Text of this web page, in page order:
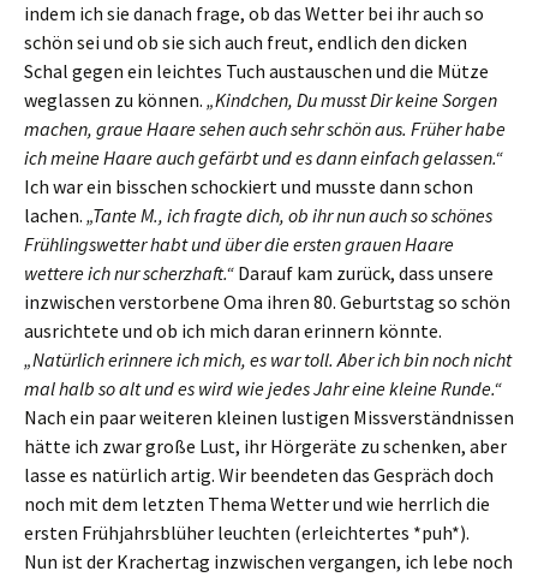
indem ich sie danach frage, ob das Wetter bei ihr auch so
schön sei und ob sie sich auch freut, endlich den dicken
Schal gegen ein leichtes Tuch austauschen und die Mütze
weglassen zu können. „Kindchen, Du musst Dir keine Sorgen
machen, graue Haare sehen auch sehr schön aus. Früher habe
ich meine Haare auch gefärbt und es dann einfach gelassen.“
Ich war ein bisschen schockiert und musste dann schon
lachen. „Tante M., ich fragte dich, ob ihr nun auch so schönes
Frühlingswetter habt und über die ersten grauen Haare
wettere ich nur scherzhaft.“ Darauf kam zurück, dass unsere
inzwischen verstorbene Oma ihren 80. Geburtstag so schön
ausrichtete und ob ich mich daran erinnern könnte.
„Natürlich erinnere ich mich, es war toll. Aber ich bin noch nicht
mal halb so alt und es wird wie jedes Jahr eine kleine Runde.“
Nach ein paar weiteren kleinen lustigen Missverständnissen
hätte ich zwar große Lust, ihr Hörgeräte zu schenken, aber
lasse es natürlich artig. Wir beendeten das Gespräch doch
noch mit dem letzten Thema Wetter und wie herrlich die
ersten Frühjahrsblüher leuchten (erleichtertes *puh*).
Nun ist der Krachertag inzwischen vergangen, ich lebe noch